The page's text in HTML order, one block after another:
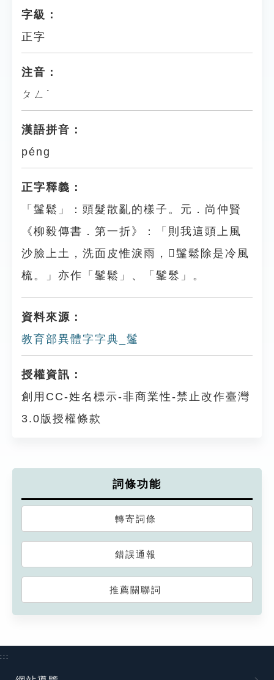
字級：
正字
注音：
ㄆㄥˊ
漢語拼音：
péng
正字釋義：
「鬔鬆」：頭髮散亂的樣子。元．尚仲賢
《柳毅傳書．第一折》：「則我這頭上風
沙臉上土，洗面皮惟淚雨，󶳾鬔鬆除是冷風
梳。」亦作「髼鬆」、「髼䯳」。
資料來源：
教育部異體字字典_鬔
授權資訊：
創用CC-姓名標示-非商業性-禁止改作臺灣
3.0版授權條款
詞條功能
轉寄詞條
錯誤通報
推薦關聯詞
:::